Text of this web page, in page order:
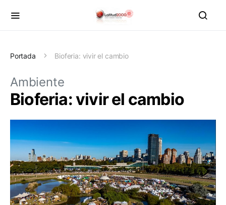
Portada Bioferia: vivir el cambio
Ambiente
Bioferia: vivir el cambio